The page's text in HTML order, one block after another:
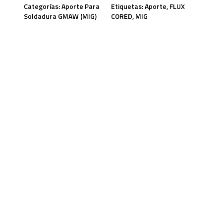
Categorías:Aporte Para
Soldadura GMAW (MIG)
Etiquetas:Aporte,FLUX
CORED,MIG